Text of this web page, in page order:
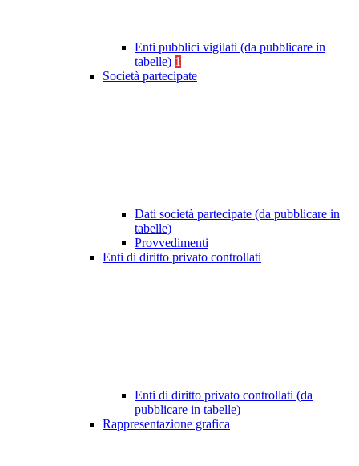
Enti pubblici vigilati (da pubblicare in
tabelle) 1
Società partecipate
Dati società partecipate (da pubblicare in
tabelle)
Provvedimenti
Enti di diritto privato controllati
Enti di diritto privato controllati (da
pubblicare in tabelle)
Rappresentazione grafica